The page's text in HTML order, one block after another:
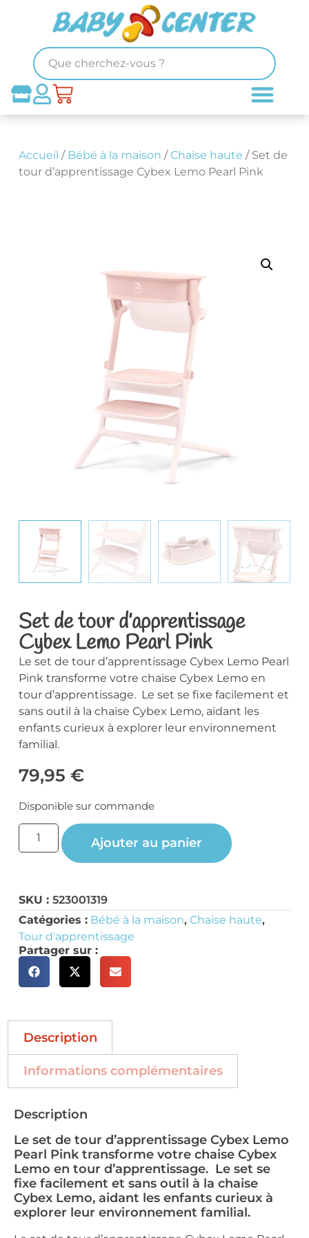
Accueil / Bébé à la maison /Chaise haute / Set de
tour d’apprentissage Cybex Lemo Pearl Pink
Set de tour d’apprentissage
Cybex Lemo Pearl Pink
Le set de tour d’apprentissage Cybex Lemo Pearl
Pink transforme votre chaise Cybex Lemo en
tour d’apprentissage. Le set se fixe facilement et
sans outil à la chaise Cybex Lemo, aidant les
enfants curieux à explorer leur environnement
familial.
79,95 €
Disponible sur commande
Ajouter au panier
SKU : 523001319
Catégories : Bébé à la maison, Chaise haute,
Tour d'apprentissage
Partager sur :
Description
Informations complémentaires
Description
Le set de tour d’apprentissage Cybex Lemo
Pearl Pink transforme votre chaise Cybex
Lemo en tour d’apprentissage. Le set se
fixe facilement et sans outil à la chaise
Cybex Lemo, aidant les enfants curieux à
explorer leur environnement familial.